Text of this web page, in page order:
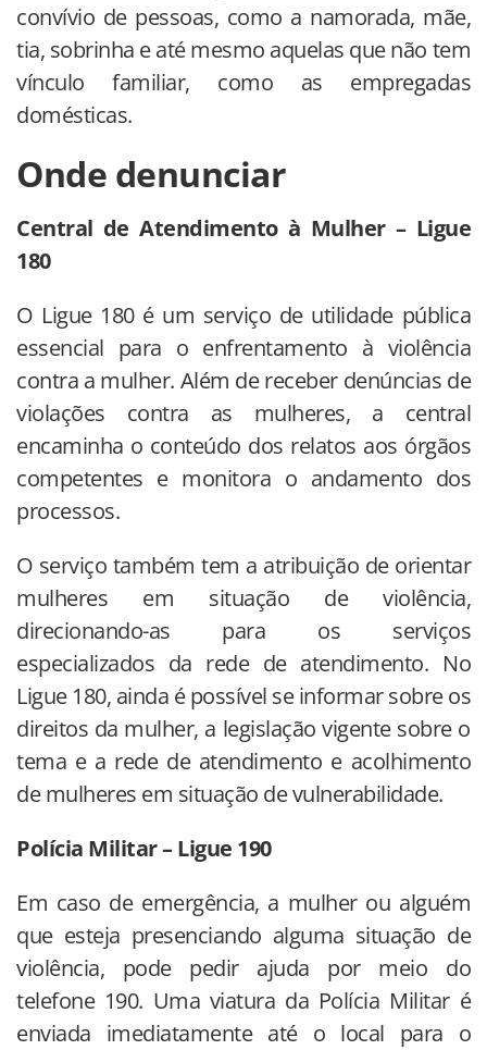
convívio de pessoas, como a namorada, mãe,
tia, sobrinha e até mesmo aquelas que não tem
vínculo familiar, como as empregadas
domésticas.
Onde denunciar
Central de Atendimento à Mulher – Ligue
180
O Ligue 180 é um serviço de utilidade pública
essencial para o enfrentamento à violência
contra a mulher. Além de receber denúncias de
violações contra as mulheres, a central
encaminha o conteúdo dos relatos aos órgãos
competentes e monitora o andamento dos
processos.
O serviço também tem a atribuição de orientar
mulheres em situação de violência,
direcionando-as para os serviços
especializados da rede de atendimento. No
Ligue 180, ainda é possível se informar sobre os
direitos da mulher, a legislação vigente sobre o
tema e a rede de atendimento e acolhimento
de mulheres em situação de vulnerabilidade.
Polícia Militar – Ligue 190
Em caso de emergência, a mulher ou alguém
que esteja presenciando alguma situação de
violência, pode pedir ajuda por meio do
telefone 190. Uma viatura da Polícia Militar é
enviada imediatamente até o local para o